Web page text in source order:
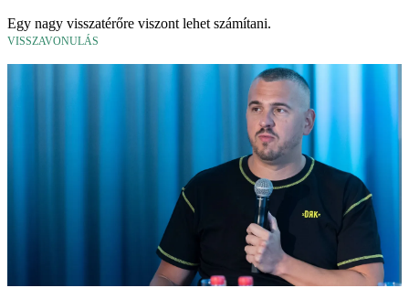
Egy nagy visszatérőre viszont lehet számítani.
VISSZAVONULÁS